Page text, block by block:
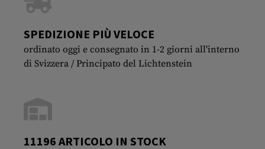
SPEDIZIONE PIÙ VELOCE
ordinato oggi e consegnato in 1-2 giorni all'interno
di Svizzera / Principato del Lichtenstein
11196 ARTICOLO IN STOCK